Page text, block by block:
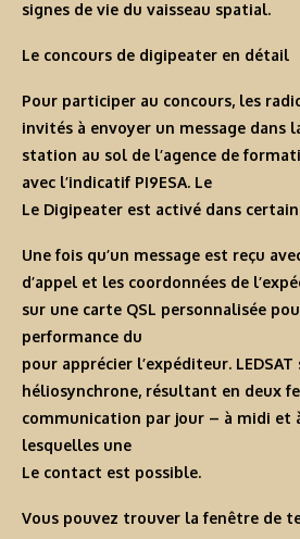
signes de vie du vaisseau spatial.
Le concours de digipeater en détail
Pour participer au concours, les
invités à envoyer un message dans
station au sol de l’agence de
avec l’indicatif PI9ESA. Le
Le Digipeater est activé dans
Une fois qu’un message est reçu
d’appel et les coordonnées de
sur une carte QSL personnalisée
performance du
pour apprécier l’expéditeur.
héliosynchrone, résultant en deux
communication par jour – à midi et
lesquelles une
Le contact est possible.
Vous pouvez trouver la fenêtre de